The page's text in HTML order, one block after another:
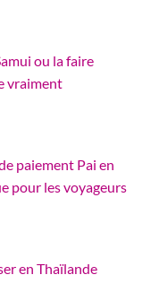
ou la faire
vraiment
paiement Pai en
pour les voyageurs
en Thaïlande